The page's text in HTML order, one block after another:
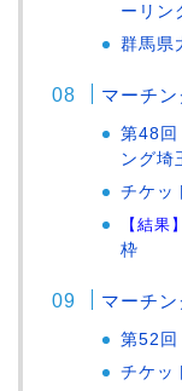
ーリン
群馬県
マーチ
第48回
ング埼
チケッ
【結果
枠
マーチ
第52回
チケッ